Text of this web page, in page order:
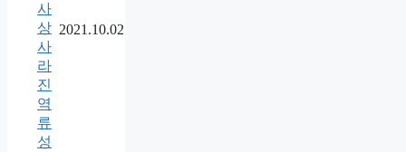
사
상
사
라
진
역
류
성
2021.10.02